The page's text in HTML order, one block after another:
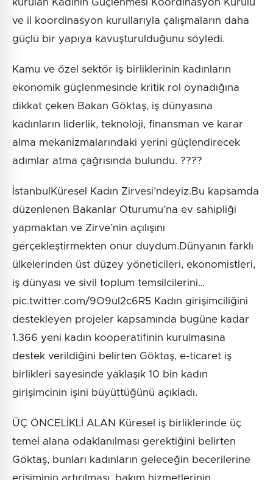
kurulan Kadının Güçlenmesi Koordinasyon Kurulu
ve il koordinasyon kurullarıyla çalışmaların daha
güçlü bir yapıya kavuşturulduğunu söyledi.
Kamu ve özel sektör iş birliklerinin kadınların
ekonomik güçlenmesinde kritik rol oynadığına
dikkat çeken Bakan Göktaş, iş dünyasına
kadınların liderlik, teknoloji, finansman ve karar
alma mekanizmalarındaki yerini güçlendirecek
adımlar atma çağrısında bulundu. ????
İstanbulKüresel Kadın Zirvesi’ndeyiz.Bu kapsamda
düzenlenen Bakanlar Oturumu’na ev sahipliği
yapmaktan ve Zirve’nin açılışını
gerçekleştirmekten onur duydum.Dünyanın farklı
ülkelerinden üst düzey yöneticileri, ekonomistleri,
iş dünyası ve sivil toplum temsilcilerini…
pic.twitter.com/9O9ul2c6R5 Kadın girişimciliğini
destekleyen projeler kapsamında bugüne kadar
1.366 yeni kadın kooperatifinin kurulmasına
destek verildiğini belirten Göktaş, e-ticaret iş
birlikleri sayesinde yaklaşık 10 bin kadın
girişimcinin işini büyüttüğünü açıkladı.
ÜÇ ÖNCELİKLİ ALAN Küresel iş birliklerinde üç
temel alana odaklanılması gerektiğini belirten
Göktaş, bunları kadınların geleceğin becerilerine